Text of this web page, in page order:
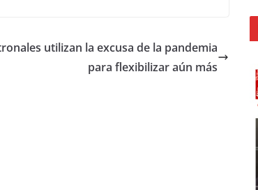
utilizan la excusa de la pandemia
para flexibilizar aún más